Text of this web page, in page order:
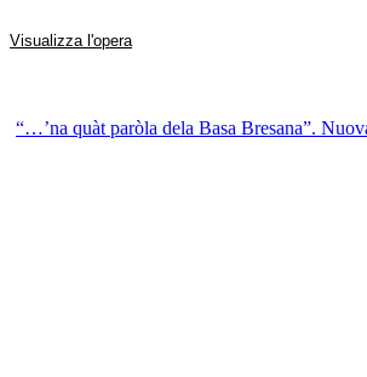
Visualizza l'opera
“…’na quàt paròla dela Basa Bresana”.